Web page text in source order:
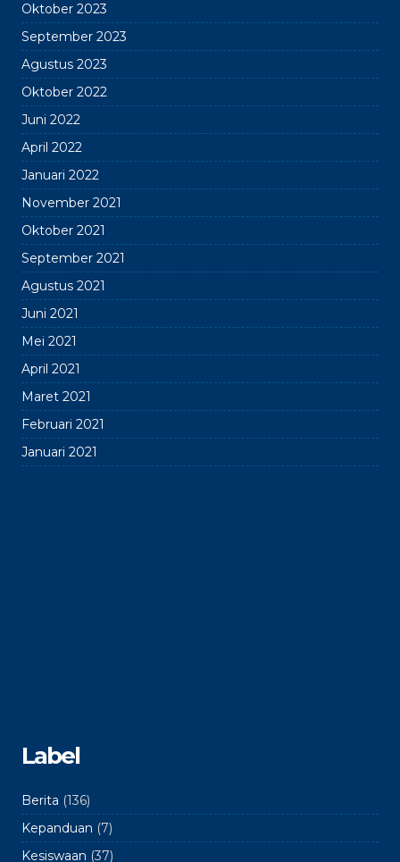
Oktober 2023
September 2023
Agustus 2023
Oktober 2022
Juni 2022
April 2022
Januari 2022
November 2021
Oktober 2021
September 2021
Agustus 2021
Juni 2021
Mei 2021
April 2021
Maret 2021
Februari 2021
Januari 2021
Label
Berita (136)
Kepanduan (7)
Kesiswaan (37)